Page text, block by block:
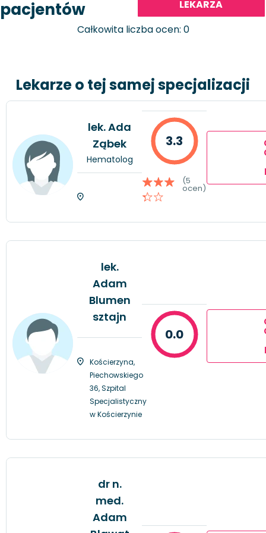
pacjentów
LEKARZA
Całkowita liczba ocen: 0
Lekarze o tej samej specjalizacji
lek. Ada
Ząbek
Hematolog
3.3
(5
ocen)
lek.
Adam
Blumen
sztajn
Kościerzyna,
Piechowskiego
36, Szpital
Specjalistyczny
w Kościerzynie
0.0
dr n.
med.
Adam